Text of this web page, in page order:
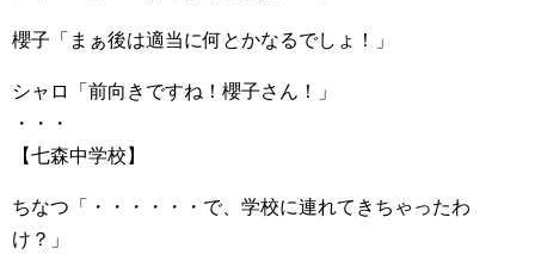
櫻子「まぁ後は適当に何とかなるでしょ！」
シャロ「前向きですね！櫻子さん！」
・・・
【七森中学校】
ちなつ「・・・・・・で、学校に連れてきちゃったわ
け？」